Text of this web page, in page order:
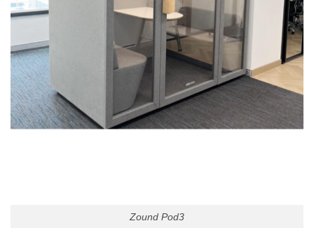
Zound Pod3